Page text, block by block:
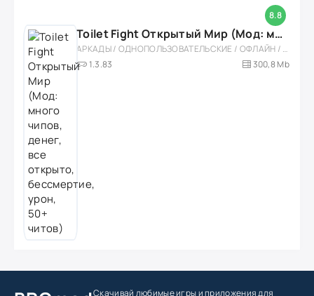
8.8
Toilet Fight Открытый Мир (Мод: много чипов, денег, все открыто, бессмертие, урон, 50+ читов)
АРКАДЫ / ОДНОПОЛЬЗОВАТЕЛЬСКИЕ / ОФЛАЙН / МОД / РОЛЕВЫЕ / ШУТЕРЫ / ОТКРЫТЫЙ МИР / ВСТРОЕННЫЙ КЕШ / 3D / ЭКШЕНЫ / ТУАЛЕТНЫЕ ВОЙНЫ / ДЛЯ ДЕТЕЙ
1.3.83
300,8 Mb
Скачивай любимые игрыи приложения для